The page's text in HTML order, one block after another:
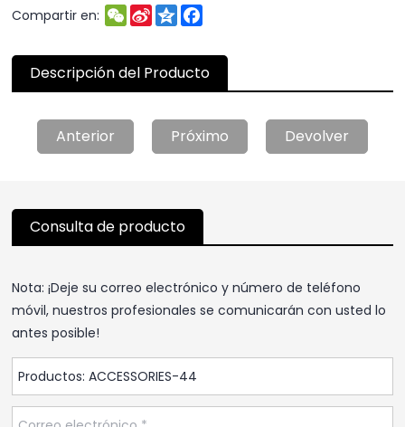
Compartir en: WeChat
Sina
Weibo
Qzone
Descripción del Producto
Anterior Próximo Devolver
Consulta de producto
Nota: ¡Deje su correo electrónico y número de teléfono
móvil, nuestros profesionales se comunicarán con usted lo
antes posible!